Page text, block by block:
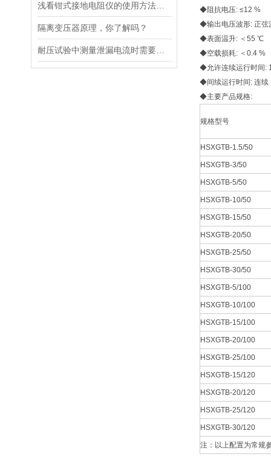
隔离变压器原理，你了解吗？
◆阻抗电压: ≤12 %
◆输出电压波形: 正弦
◆表面温升: ＜55 ℃
◆空载损耗: ＜0.4 %
◆允许连续运行时间:
◆间续运行时间: 连续
◆主要产品规格:
规格型号
HSXGTB-1.5/50
HSXGTB-3/50
HSXGTB-5/50
HSXGTB-10/50
HSXGTB-15/50
HSXGTB-20/50
HSXGTB-25/50
HSXGTB-30/50
HSXGTB-5/100
HSXGTB-10/100
HSXGTB-15/100
HSXGTB-20/100
HSXGTB-25/100
HSXGTB-15/120
HSXGTB-20/120
HSXGTB-25/120
HSXGTB-30/120
注：以上配置为常规